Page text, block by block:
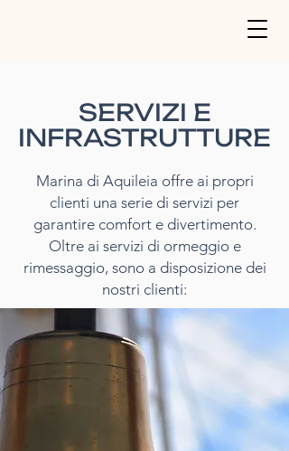
SERVIZI E
INFRASTRUTTURE
Marina di Aquileia offre ai propri
clienti una serie di servizi per
garantire comfort e divertimento.
Oltre ai servizi di ormeggio e
rimessaggio, sono a disposizione dei
nostri clienti: